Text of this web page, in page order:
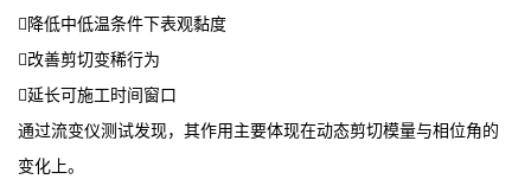
降低中低温条件下表观黏度
改善剪切变稀行为
延长可施工时间窗口
通过流变仪测试发现，其作用主要体现在动态剪切模量与相位角的
变化上。